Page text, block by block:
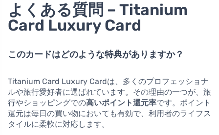
よくある質問 – Titanium
Card Luxury Card
このカードはどのような特典がありますか？
Titanium Card Luxury Cardは、多くのプロフェッショナ
ルや旅行愛好者に選ばれています。その理由の一つが、旅
行やショッピングでの高いポイント還元率です。ポイント
還元は毎日の買い物においても有効で、利用者のライフス
タイルに柔軟に対応します。